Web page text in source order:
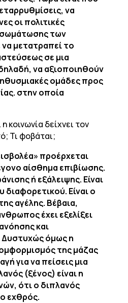
να
οι πολιτικές
των
μετατραπεί το
σε μια
να αξιοποιηθούν
ομάδες προς
στην οποία
κοινωνία δείχνει τον
Τι φοβάται;
προέρχεται
αίσθημα επιβίωσης.
ή εξάλειψης. Είναι
Είναι ο
αγέλης. Βέβαια,
έχει εξελίξει
και
όμως η
της μάζας
για να πείσεις μια
(ξένος) είναι η
ότι ο διπλανός
εχθρός.